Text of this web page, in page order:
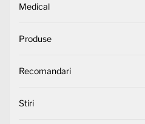
Medical
Produse
Recomandari
Stiri